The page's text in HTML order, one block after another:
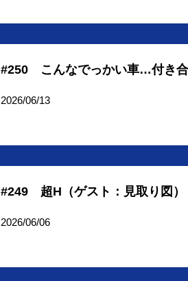
#250 こんなでっかい車…付き
2026/06/13
#249 超H（ゲスト：見取り図）
2026/06/06